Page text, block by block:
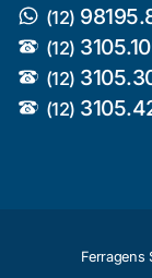
(12)
(12)
(12)
(12)
Ferragens